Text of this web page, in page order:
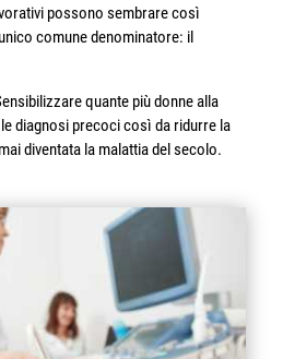
possono sembrare così
comune denominatore: il
quante più donne alla
diagnosi precoci così da ridurre la
diventata la malattia del secolo.